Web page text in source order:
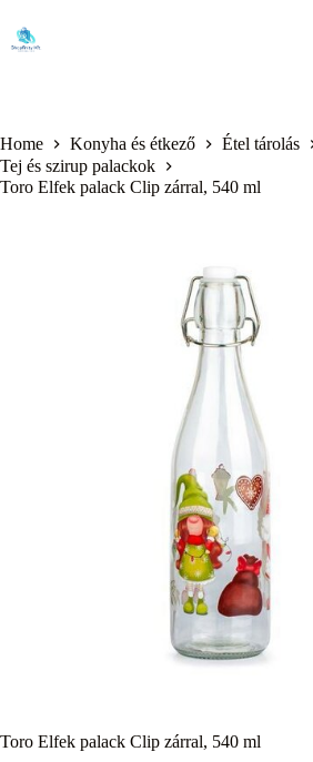
content
Home Konyha és étkező
Étel tárolás
Tej és szirup palackok
Toro Elfek palack Clip zárral, 540 ml
Toro Elfek palack Clip zárral, 540 ml